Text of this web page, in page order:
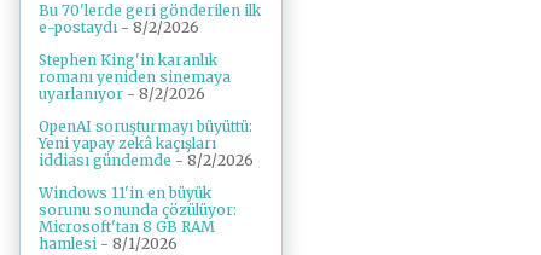
Bu 70'lerde geri gönderilen ilk
e-postaydı - 8/2/2026
Stephen King'in karanlık
romanı yeniden sinemaya
uyarlanıyor - 8/2/2026
OpenAI soruşturmayı büyüttü:
Yeni yapay zekâ kaçışları
iddiası gündemde - 8/2/2026
Windows 11'in en büyük
sorunu sonunda çözülüyor:
Microsoft'tan 8 GB RAM
hamlesi - 8/1/2026